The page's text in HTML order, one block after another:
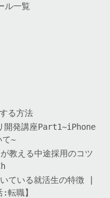
ル一覧
る方法
開発講座Part1~iPhone
て~
教える中途採用のコツ
ている就活生の特徴 |
転職】